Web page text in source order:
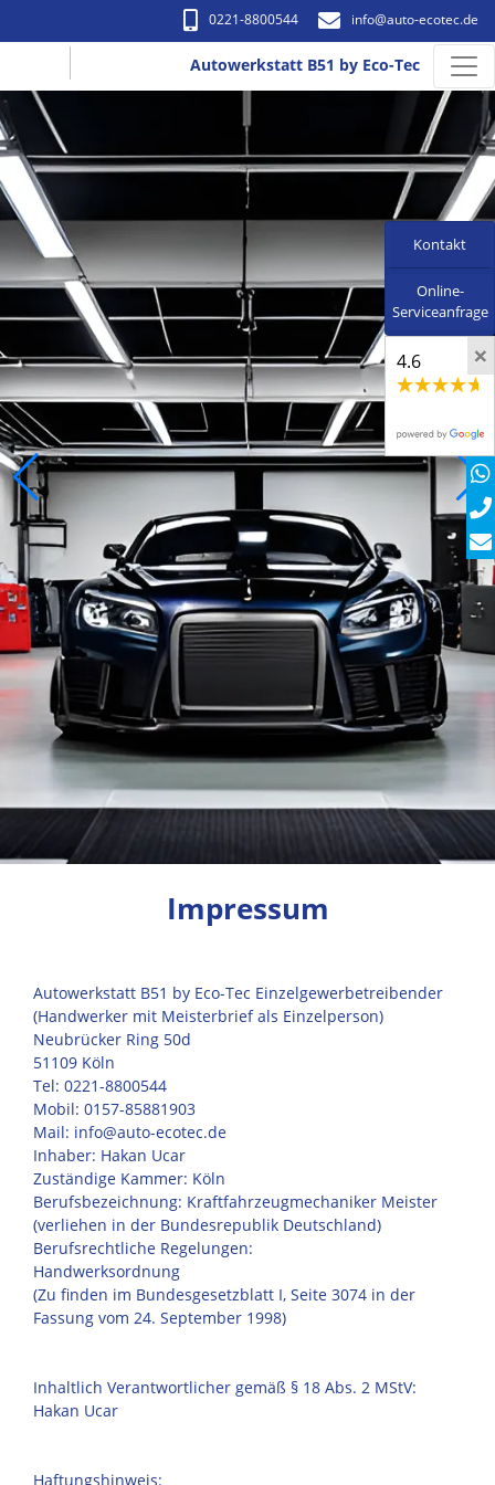
0221-8800544 info​@auto-ecotec.de
Autowerkstatt B51 by Eco-Tec
Impressum
Autowerkstatt B51 by Eco-Tec Einzelgewerbetreibender
(Handwerker mit Meisterbrief als Einzelperson)
Neubrücker Ring 50d
51109 Köln
Tel: 0221-8800544
Mobil: 0157-85881903
Mail: info@auto-ecotec.de
Inhaber: Hakan Ucar
Zuständige Kammer: Köln
Berufsbezeichnung: Kraftfahrzeugmechaniker Meister
(verliehen in der Bundesrepublik Deutschland)
Berufsrechtliche Regelungen:
Handwerksordnung
(Zu finden im Bundesgesetzblatt I, Seite 3074 in der
Fassung vom 24. September 1998)
Inhaltlich Verantwortlicher gemäß § 18 Abs. 2 MStV:
Hakan Ucar
Haftungshinweis:
Kontakt
Online-
Serviceanfrage
×
4.6